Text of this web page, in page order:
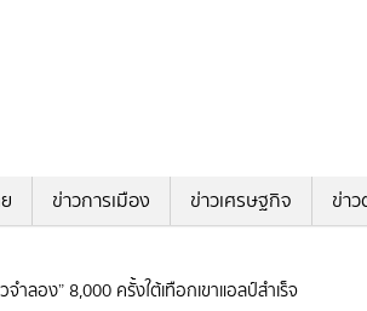
ข่าวการเมือง ข่าวเศรษฐกิจ ข่าว
ำลอง” 8,000 ครั้งใต้เทือกเขาแอลป์สำเร็จ